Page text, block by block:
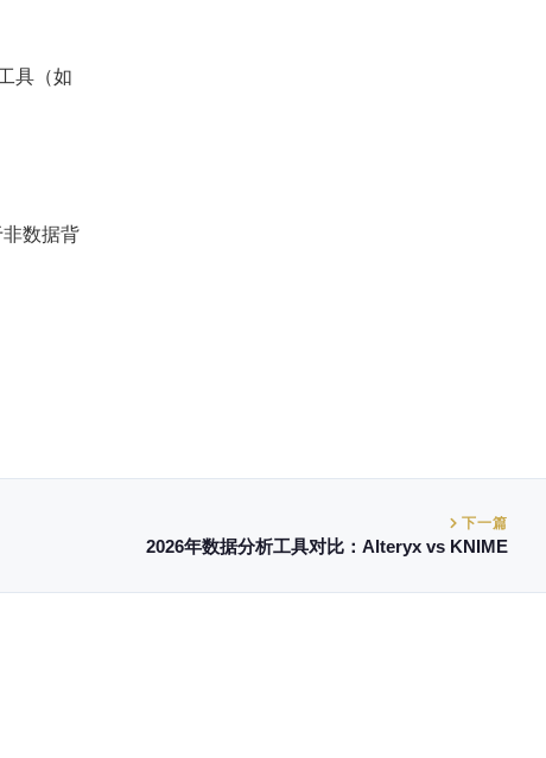
具（如
数据背
下一篇
2026年数据分析工具对比：Alteryx vs KNIME